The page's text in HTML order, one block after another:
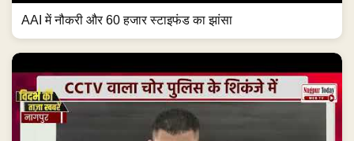
AAI में नौकरी और 60 हजार स्टाइफंड का झांसा